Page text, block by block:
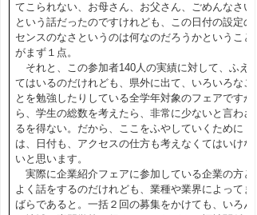
てこられない、お母さん、お父さん、ごめんなさい
という話だったのですけれども、この日付の設定の
センスのなさというのは何なのだろうかということ
がまず１点。
それと、この参加者140人の実績に対して、ふえ
てはいるのだけれども、県外に出て、いろいろなこ
とを勉強したりしている全学年対象のフェアですか
ら、学生の総数を考えたら、非常に少ないと言わざ
るを得ない。だから、ここをふやしていくために
は、日付も、アクセスの仕方も考えなくてはいけな
いと思います。
実際に企業紹介フェアに参加している企業の方と
よく話をするのだけれども、業種や業界によってま
ばらであると。一括２回の募集をかけても、いろん